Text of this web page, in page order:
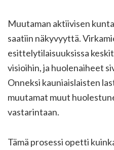
Muutaman aktiivisen
saatiin näkyvyyttä.
esittelytilaisuuksissa
visioihin, ja huolenaiheet
Onneksi kauniaislaisten
muutamat muut
vastarintaan.
Tämä prosessi opetti